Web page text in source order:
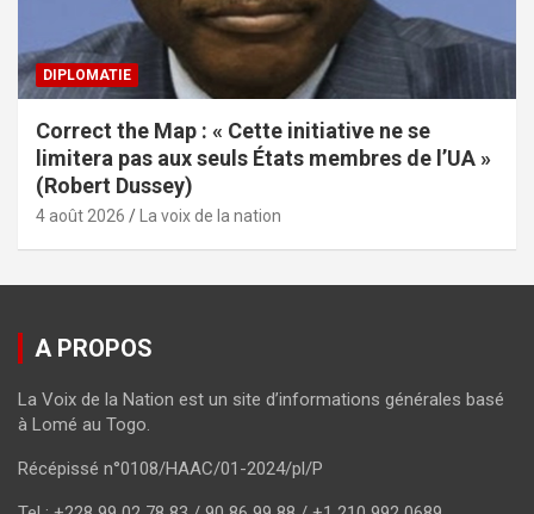
DIPLOMATIE
Correct the Map : « Cette initiative ne se
limitera pas aux seuls États membres de l’UA »
(Robert Dussey)
4 août 2026 La voix de la nation
A PROPOS
La Voix de la Nation est un site d’informations générales basé
à Lomé au Togo.
Récépissé n°0108/HAAC/01-2024/pl/P